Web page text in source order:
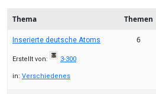
Thema Themen
Inserierte deutsche Atoms
Erstellt von: 3-300
in: Verschiedenes
6